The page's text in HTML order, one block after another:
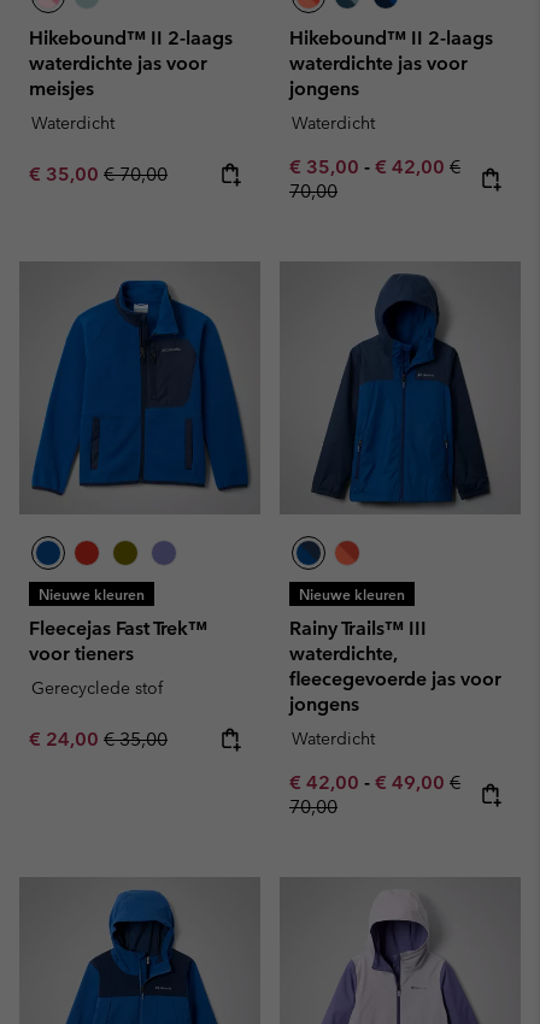
Hikebound™ II 2-laags
waterdichte jas voor
meisjes
Waterdicht
Sale price:
€ 35,00 Regular price:
€ 70,00
Hikebound™ II 2-laags
waterdichte jas voor
jongens
Waterdicht
Minimum sale price:
€ 35,00 - Maximum sale
€ 42,00 Regular
€
70,00
Nieuwe kleuren
Fleecejas Fast Trek™
voor tieners
Gerecyclede stof
Sale price:
€ 24,00 Regular price:
€ 35,00
Nieuwe kleuren
Rainy Trails™ III
waterdichte,
fleecegevoerde jas voor
jongens
Waterdicht
Minimum sale price:
€ 42,00 - Maximum sale
€ 49,00 Regular
€
70,00